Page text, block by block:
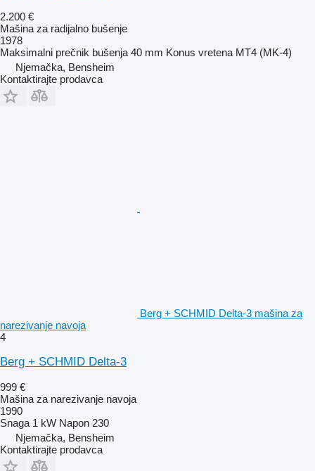
2.200 €
Mašina za radijalno bušenje
1978
Maksimalni prečnik bušenja 40 mm Konus vretena MT4 (MK-4)
Njemačka, Bensheim
Kontaktirajte prodavca
Berg + SCHMID Delta-3 mašina za
narezivanje navoja
4
Berg + SCHMID Delta-3
999 €
Mašina za narezivanje navoja
1990
Snaga 1 kW Napon 230
Njemačka, Bensheim
Kontaktirajte prodavca